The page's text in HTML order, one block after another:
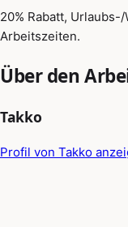
20% Rabatt,
Arbeitszeiten.
Über den
Takko
Profil von Takko